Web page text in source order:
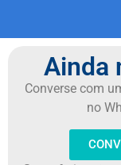
Ainda
Converse com
no